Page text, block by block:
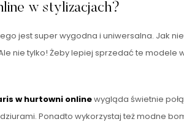
w stylizacjach?
jest super wygodna i uniwersalna. Jak
nie tylko! Żeby lepiej sprzedać te modele
w hurtowni onlinewygląda świetnie
Ponadto wykorzystaj też modne